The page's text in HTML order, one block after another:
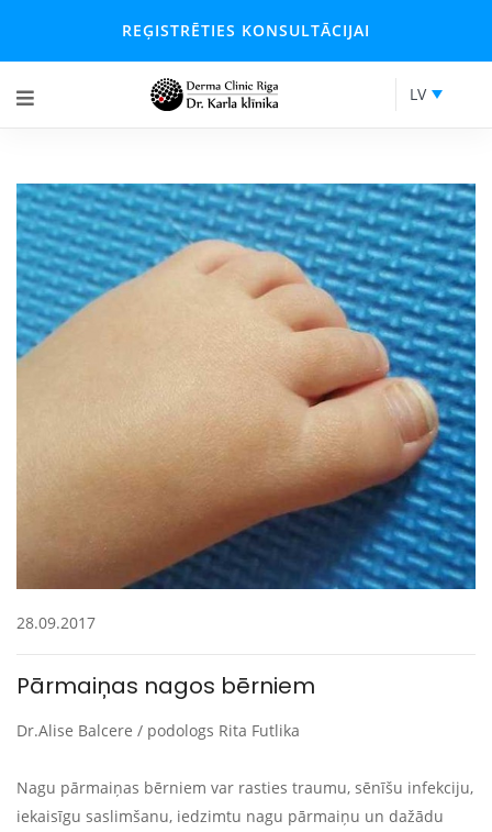
REĢISTRĒTIES KONSULTĀCIJAI
LV
28.09.2017
Pārmaiņas nagos bērniem
Dr.Alise Balcere / podologs Rita Futlika
Nagu pārmaiņas bērniem var rasties traumu, sēnīšu infekciju,
iekaisīgu saslimšanu, iedzimtu nagu pārmaiņu un dažādu